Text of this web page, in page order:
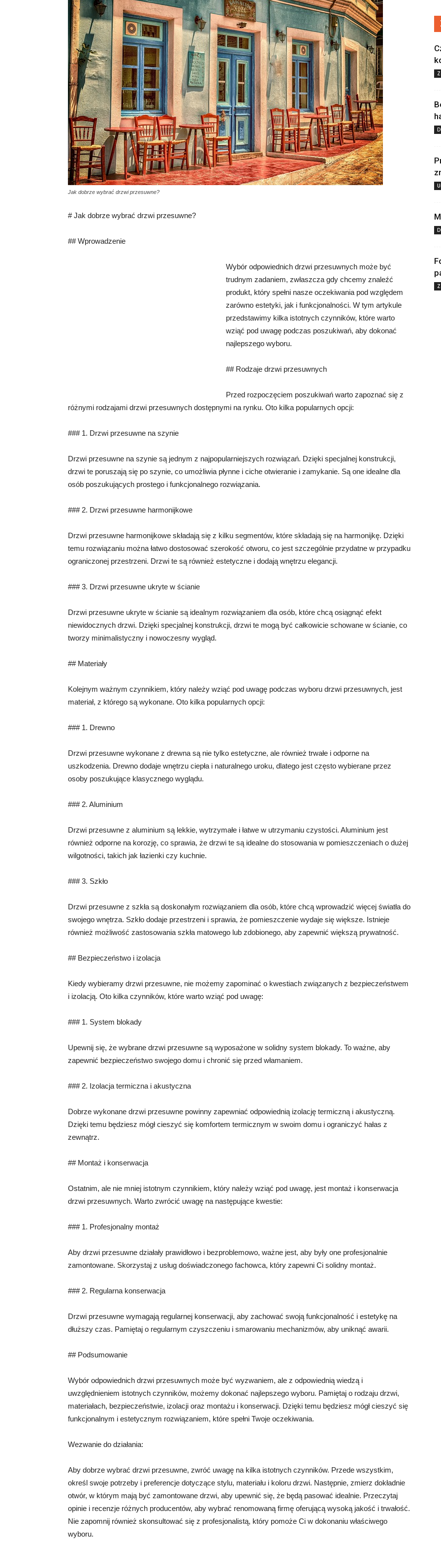
Jak dobrze wybrać drzwi przesuwne?
# Jak dobrze wybrać drzwi przesuwne?
## Wprowadzenie
Wybór odpowiednich drzwi przesuwnych może być
trudnym zadaniem, zwłaszcza gdy chcemy znaleźć
produkt, który spełni nasze oczekiwania pod względem
zarówno estetyki, jak i funkcjonalności. W tym artykule
przedstawimy kilka istotnych czynników, które warto
wziąć pod uwagę podczas poszukiwań, aby dokonać
najlepszego wyboru.
## Rodzaje drzwi przesuwnych
Przed rozpoczęciem poszukiwań warto zapoznać się z
różnymi rodzajami drzwi przesuwnych dostępnymi na rynku. Oto kilka popularnych opcji:
### 1. Drzwi przesuwne na szynie
Drzwi przesuwne na szynie są jednym z najpopularniejszych rozwiązań. Dzięki specjalnej konstrukcji,
drzwi te poruszają się po szynie, co umożliwia płynne i ciche otwieranie i zamykanie. Są one idealne dla
osób poszukujących prostego i funkcjonalnego rozwiązania.
### 2. Drzwi przesuwne harmonijkowe
Drzwi przesuwne harmonijkowe składają się z kilku segmentów, które składają się na harmonijkę. Dzięki
temu rozwiązaniu można łatwo dostosować szerokość otworu, co jest szczególnie przydatne w przypadku
ograniczonej przestrzeni. Drzwi te są również estetyczne i dodają wnętrzu elegancji.
### 3. Drzwi przesuwne ukryte w ścianie
Drzwi przesuwne ukryte w ścianie są idealnym rozwiązaniem dla osób, które chcą osiągnąć efekt
niewidocznych drzwi. Dzięki specjalnej konstrukcji, drzwi te mogą być całkowicie schowane w ścianie, co
tworzy minimalistyczny i nowoczesny wygląd.
## Materiały
Kolejnym ważnym czynnikiem, który należy wziąć pod uwagę podczas wyboru drzwi przesuwnych, jest
materiał, z którego są wykonane. Oto kilka popularnych opcji:
### 1. Drewno
Drzwi przesuwne wykonane z drewna są nie tylko estetyczne, ale również trwałe i odporne na
uszkodzenia. Drewno dodaje wnętrzu ciepła i naturalnego uroku, dlatego jest często wybierane przez
osoby poszukujące klasycznego wyglądu.
### 2. Aluminium
Drzwi przesuwne z aluminium są lekkie, wytrzymałe i łatwe w utrzymaniu czystości. Aluminium jest
również odporne na korozję, co sprawia, że drzwi te są idealne do stosowania w pomieszczeniach o dużej
wilgotności, takich jak łazienki czy kuchnie.
### 3. Szkło
Drzwi przesuwne z szkła są doskonałym rozwiązaniem dla osób, które chcą wprowadzić więcej światła do
swojego wnętrza. Szkło dodaje przestrzeni i sprawia, że pomieszczenie wydaje się większe. Istnieje
również możliwość zastosowania szkła matowego lub zdobionego, aby zapewnić większą prywatność.
## Bezpieczeństwo i izolacja
Kiedy wybieramy drzwi przesuwne, nie możemy zapominać o kwestiach związanych z bezpieczeństwem
i izolacją. Oto kilka czynników, które warto wziąć pod uwagę:
### 1. System blokady
Upewnij się, że wybrane drzwi przesuwne są wyposażone w solidny system blokady. To ważne, aby
zapewnić bezpieczeństwo swojego domu i chronić się przed włamaniem.
### 2. Izolacja termiczna i akustyczna
Dobrze wykonane drzwi przesuwne powinny zapewniać odpowiednią izolację termiczną i akustyczną.
Dzięki temu będziesz mógł cieszyć się komfortem termicznym w swoim domu i ograniczyć hałas z
zewnątrz.
## Montaż i konserwacja
Ostatnim, ale nie mniej istotnym czynnikiem, który należy wziąć pod uwagę, jest montaż i konserwacja
drzwi przesuwnych. Warto zwrócić uwagę na następujące kwestie:
### 1. Profesjonalny montaż
Aby drzwi przesuwne działały prawidłowo i bezproblemowo, ważne jest, aby były one profesjonalnie
zamontowane. Skorzystaj z usług doświadczonego fachowca, który zapewni Ci solidny montaż.
### 2. Regularna konserwacja
Drzwi przesuwne wymagają regularnej konserwacji, aby zachować swoją funkcjonalność i estetykę na
dłuższy czas. Pamiętaj o regularnym czyszczeniu i smarowaniu mechanizmów, aby uniknąć awarii.
## Podsumowanie
Wybór odpowiednich drzwi przesuwnych może być wyzwaniem, ale z odpowiednią wiedzą i
uwzględnieniem istotnych czynników, możemy dokonać najlepszego wyboru. Pamiętaj o rodzaju drzwi,
materiałach, bezpieczeństwie, izolacji oraz montażu i konserwacji. Dzięki temu będziesz mógł cieszyć się
funkcjonalnym i estetycznym rozwiązaniem, które spełni Twoje oczekiwania.
Wezwanie do działania:
Aby dobrze wybrać drzwi przesuwne, zwróć uwagę na kilka istotnych czynników. Przede wszystkim,
określ swoje potrzeby i preferencje dotyczące stylu, materiału i koloru drzwi. Następnie, zmierz dokładnie
otwór, w którym mają być zamontowane drzwi, aby upewnić się, że będą pasować idealnie. Przeczytaj
opinie i recenzje różnych producentów, aby wybrać renomowaną firmę oferującą wysoką jakość i trwałość.
Nie zapomnij również skonsultować się z profesjonalistą, który pomoże Ci w dokonaniu właściwego
wyboru.